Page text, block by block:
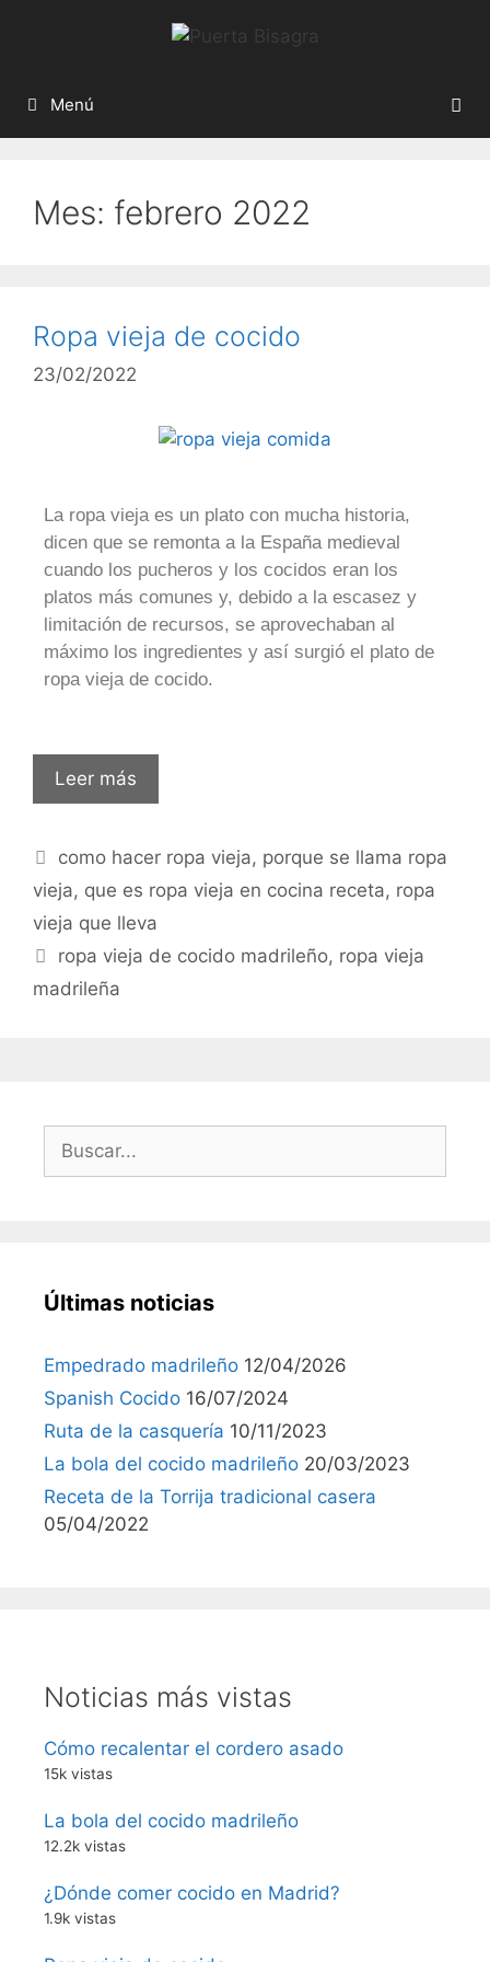
Menú
Mes: febrero 2022
Ropa vieja de cocido
23/02/2022
La ropa vieja es un plato con mucha historia,
dicen que se remonta a la España medieval
cuando los pucheros y los cocidos eran los
platos más comunes y, debido a la escasez y
limitación de recursos, se aprovechaban al
máximo los ingredientes y así surgió el plato de
ropa vieja de cocido.
Leer más
como hacer ropa vieja, porque se llama ropa
vieja, que es ropa vieja en cocina receta, ropa
vieja que lleva
ropa vieja de cocido madrileño, ropa vieja
madrileña
Últimas noticias
Empedrado madrileño 12/04/2026
Spanish Cocido 16/07/2024
Ruta de la casquería 10/11/2023
La bola del cocido madrileño 20/03/2023
Receta de la Torrija tradicional casera
05/04/2022
Noticias más vistas
Cómo recalentar el cordero asado
15k vistas
La bola del cocido madrileño
12.2k vistas
¿Dónde comer cocido en Madrid?
1.9k vistas